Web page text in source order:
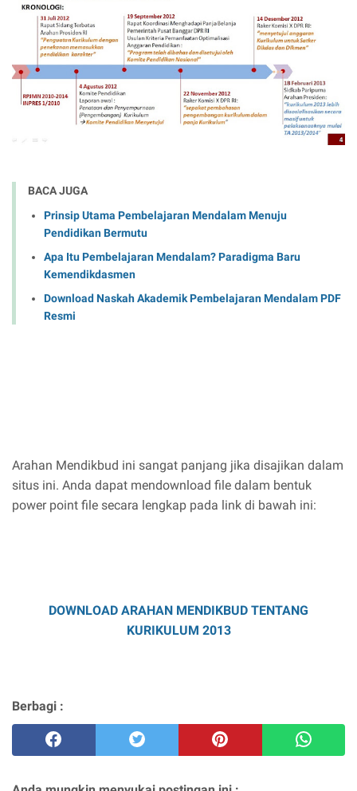
BACA JUGA
Prinsip Utama Pembelajaran Mendalam Menuju
Pendidikan Bermutu
Apa Itu Pembelajaran Mendalam? Paradigma Baru
Kemendikdasmen
Download Naskah Akademik Pembelajaran Mendalam PDF
Resmi
Arahan Mendikbud ini sangat panjang jika disajikan dalam
situs ini. Anda dapat mendownload file dalam bentuk
power point file secara lengkap pada link di bawah ini:
DOWNLOAD ARAHAN MENDIKBUD TENTANG
KURIKULUM 2013
Berbagi :